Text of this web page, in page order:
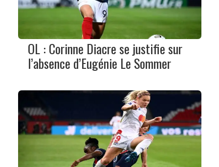
OL : Corinne Diacre se justifie sur
l’absence d’Eugénie Le Sommer